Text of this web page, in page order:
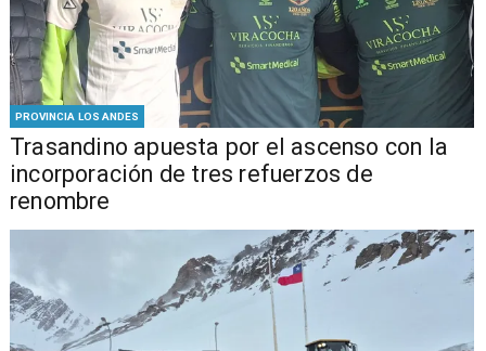
PROVINCIA LOS ANDES
Trasandino apuesta por el ascenso con la
incorporación de tres refuerzos de
renombre